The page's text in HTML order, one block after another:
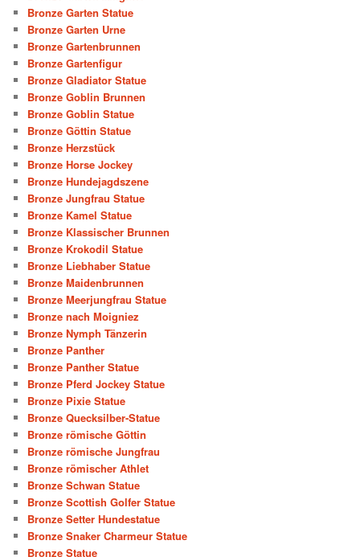
Bronze Garten Statue
Bronze Garten Urne
Bronze Gartenbrunnen
Bronze Gartenfigur
Bronze Gladiator Statue
Bronze Goblin Brunnen
Bronze Goblin Statue
Bronze Göttin Statue
Bronze Herzstück
Bronze Horse Jockey
Bronze Hundejagdszene
Bronze Jungfrau Statue
Bronze Kamel Statue
Bronze Klassischer Brunnen
Bronze Krokodil Statue
Bronze Liebhaber Statue
Bronze Maidenbrunnen
Bronze Meerjungfrau Statue
Bronze nach Moigniez
Bronze Nymph Tänzerin
Bronze Panther
Bronze Panther Statue
Bronze Pferd Jockey Statue
Bronze Pixie Statue
Bronze Quecksilber-Statue
Bronze römische Göttin
Bronze römische Jungfrau
Bronze römischer Athlet
Bronze Schwan Statue
Bronze Scottish Golfer Statue
Bronze Setter Hundestatue
Bronze Snaker Charmeur Statue
Bronze Statue